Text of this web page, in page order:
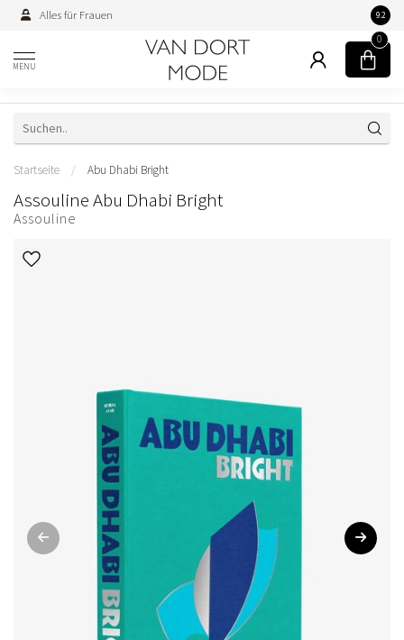
Alles für Frauen 9.2
MENU
0
Startseite / Abu Dhabi Bright
Assouline Abu Dhabi Bright
Assouline